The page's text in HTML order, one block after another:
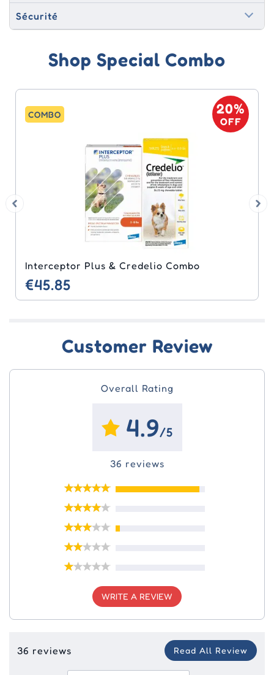
Sécurité
Shop Special Combo
COMBO 20%
OFF
Interceptor Plus & Credelio Combo
€45.85
Customer Review
Overall Rating
4.9/5
36 reviews
WRITE A REVIEW
36 reviews Read All Review